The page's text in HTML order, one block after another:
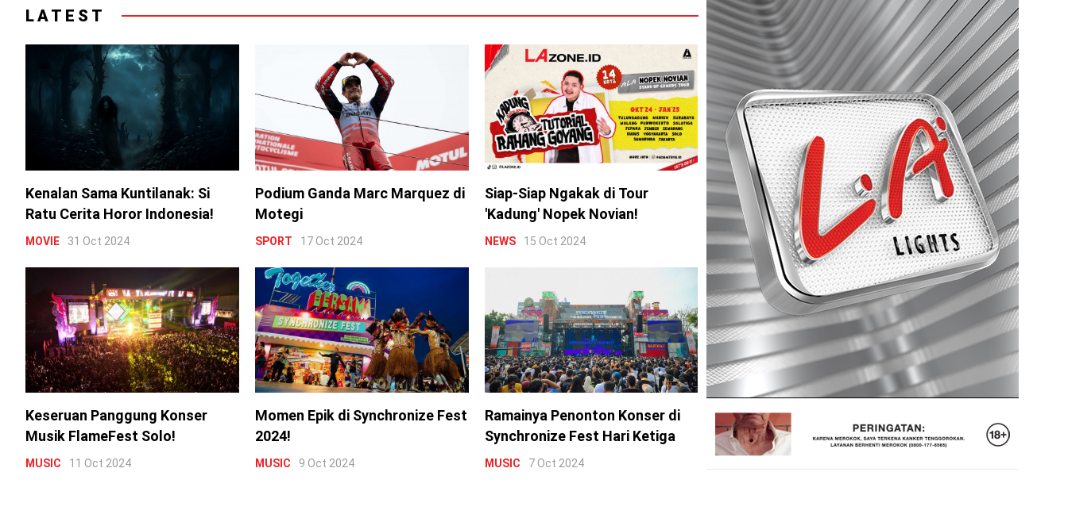
LATEST
Kenalan Sama Kuntilanak: Si
Ratu Cerita Horor Indonesia!
MOVIE 31 Oct 2024
Podium Ganda Marc Marquez di
Motegi
SPORT 17 Oct 2024
Siap-Siap Ngakak di Tour
'Kadung' Nopek Novian!
NEWS 15 Oct 2024
Keseruan Panggung Konser
Musik FlameFest Solo!
MUSIC 11 Oct 2024
Momen Epik di Synchronize Fest
2024!
MUSIC 9 Oct 2024
Ramainya Penonton Konser di
Synchronize Fest Hari Ketiga
MUSIC 7 Oct 2024